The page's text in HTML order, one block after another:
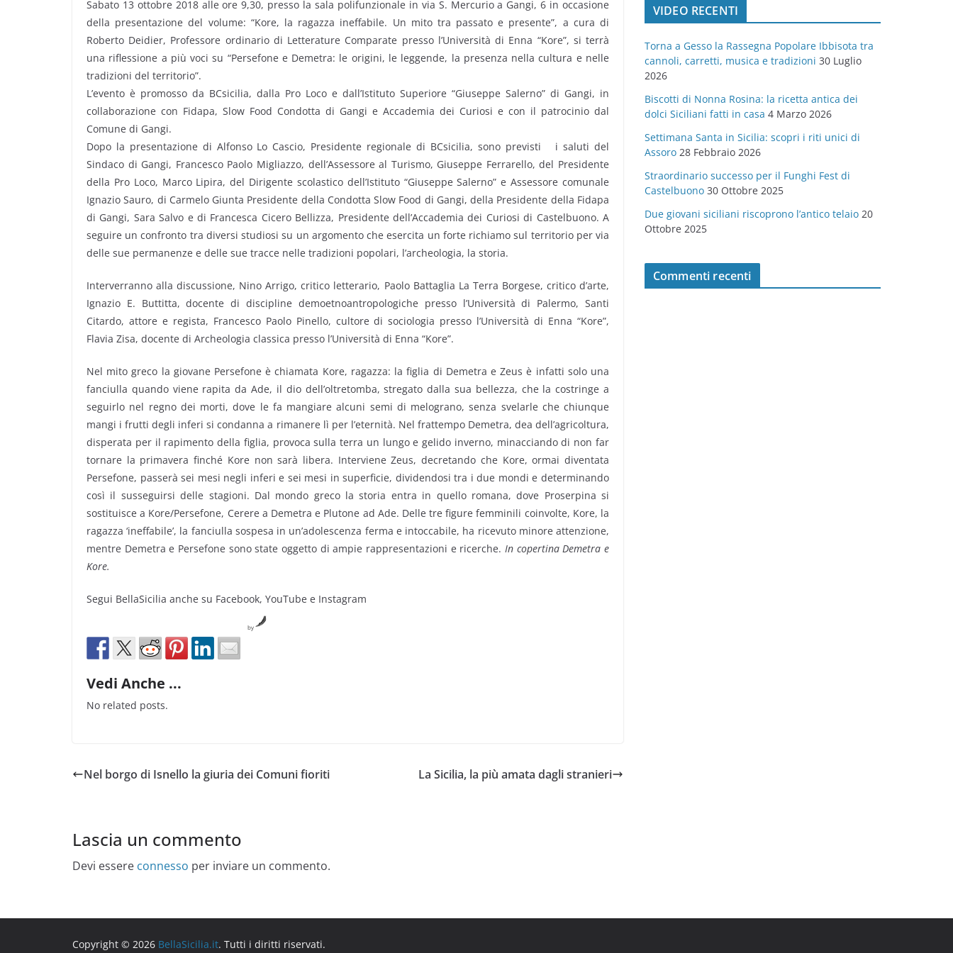
Sabato 13 ottobre 2018 alle ore 9,30, presso la sala polifunzionale in via S. Mercurio a Gangi, 6 in occasione
della presentazione del volume: “Kore, la ragazza ineffabile. Un mito tra passato e presente”, a cura di
Roberto Deidier, Professore ordinario di Letterature Comparate presso l’Università di Enna “Kore”, si terrà
una riflessione a più voci su “Persefone e Demetra: le origini, le leggende, la presenza nella cultura e nelle
tradizioni del territorio”.
L’evento è promosso da BCsicilia, dalla Pro Loco e dall’Istituto Superiore “Giuseppe Salerno” di Gangi, in
collaborazione con Fidapa, Slow Food Condotta di Gangi e Accademia dei Curiosi e con il patrocinio dal
Comune di Gangi.
Dopo la presentazione di Alfonso Lo Cascio, Presidente regionale di BCsicilia, sono previsti i saluti del
Sindaco di Gangi, Francesco Paolo Migliazzo, dell’Assessore al Turismo, Giuseppe Ferrarello, del Presidente
della Pro Loco, Marco Lipira, del Dirigente scolastico dell’Istituto “Giuseppe Salerno” e Assessore comunale
Ignazio Sauro, di Carmelo Giunta Presidente della Condotta Slow Food di Gangi, della Presidente della Fidapa
di Gangi, Sara Salvo e di Francesca Cicero Bellizza, Presidente dell’Accademia dei Curiosi di Castelbuono. A
seguire un confronto tra diversi studiosi su un argomento che esercita un forte richiamo sul territorio per via
delle sue permanenze e delle sue tracce nelle tradizioni popolari, l’archeologia, la storia.
Interverranno alla discussione, Nino Arrigo, critico letterario, Paolo Battaglia La Terra Borgese, critico d’arte,
Ignazio E. Buttitta, docente di discipline demoetnoantropologiche presso l’Università di Palermo, Santi
Citardo, attore e regista, Francesco Paolo Pinello, cultore di sociologia presso l’Università di Enna “Kore”,
Flavia Zisa, docente di Archeologia classica presso l’Università di Enna “Kore”.
Nel mito greco la giovane Persefone è chiamata Kore, ragazza: la figlia di Demetra e Zeus è infatti solo una
fanciulla quando viene rapita da Ade, il dio dell’oltretomba, stregato dalla sua bellezza, che la costringe a
seguirlo nel regno dei morti, dove le fa mangiare alcuni semi di melograno, senza svelarle che chiunque
mangi i frutti degli inferi si condanna a rimanere lì per l’eternità. Nel frattempo Demetra, dea dell’agricoltura,
disperata per il rapimento della figlia, provoca sulla terra un lungo e gelido inverno, minacciando di non far
tornare la primavera finché Kore non sarà libera. Interviene Zeus, decretando che Kore, ormai diventata
Persefone, passerà sei mesi negli inferi e sei mesi in superficie, dividendosi tra i due mondi e determinando
così il susseguirsi delle stagioni. Dal mondo greco la storia entra in quello romana, dove Proserpina si
sostituisce a Kore/Persefone, Cerere a Demetra e Plutone ad Ade. Delle tre figure femminili coinvolte, Kore, la
ragazza ‘ineffabile’, la fanciulla sospesa in un’adolescenza ferma e intoccabile, ha ricevuto minore attenzione,
mentre Demetra e Persefone sono state oggetto di ampie rappresentazioni e ricerche. In copertina Demetra e
Kore.
Segui BellaSicilia anche su Facebook, YouTube e Instagram
by
Vedi Anche ...
No related posts.
Nel borgo di Isnello la giuria dei Comuni fioriti La Sicilia, la più amata dagli stranieri
Lascia un commento
Devi essere connesso per inviare un commento.
o
r
e
VIDEO RECENTI
Torna a Gesso la Rassegna Popolare Ibbisota tra
cannoli, carretti, musica e tradizioni 30 Luglio
2026
Biscotti di Nonna Rosina: la ricetta antica dei
dolci Siciliani fatti in casa 4 Marzo 2026
Settimana Santa in Sicilia: scopri i riti unici di
Assoro 28 Febbraio 2026
Straordinario successo per il Funghi Fest di
Castelbuono 30 Ottobre 2025
Due giovani siciliani riscoprono l’antico telaio 20
Ottobre 2025
Commenti recenti
Copyright © 2026 BellaSicilia.it. Tutti i diritti riservati.